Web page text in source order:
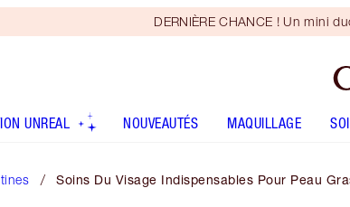
DERNIÈRE CHANCE ! Un mini
UNREAL NOUVEAUTÉS MAQUILLAGE
Soins Du Visage Indispensables Pour Peau